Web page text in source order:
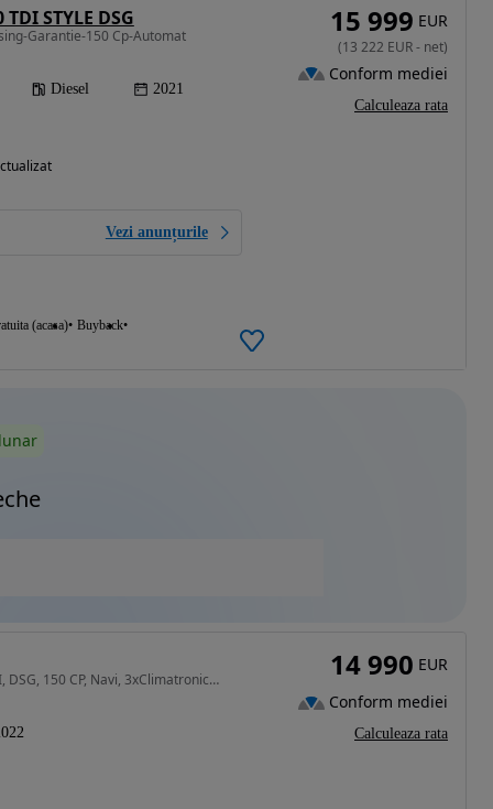
STYLE DSG
Garantie-150 Cp-Automat
Diesel 2021
Vezi anunțurile
(acasa) Buyback
15 999 EUR
(13 222 EUR- net)
Conform mediei
Calculeaza rata
1968 cm3 • 150 CP • Skoda Octavia IV Style, 2.0 TDI, DSG, 150 CP, Navi, 3xClimatronic, Led 14 990 EUR
Conform mediei
Calculeaza rata